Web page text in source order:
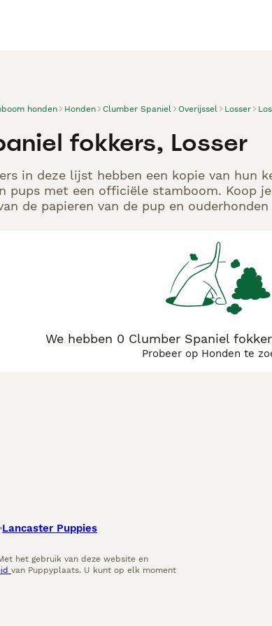
honden Honden Clumber Spaniel Overijssel Losser
fokkers, Losser
in deze lijst hebben een kopie van hun
pups met een officiële stamboom. Koop
de papieren van de pup en
We hebben 0 Clumber Spaniel
Probeer op Honden te
Lancaster Puppies
het gebruik van deze website en
van Puppyplaats. U kunt op elk moment